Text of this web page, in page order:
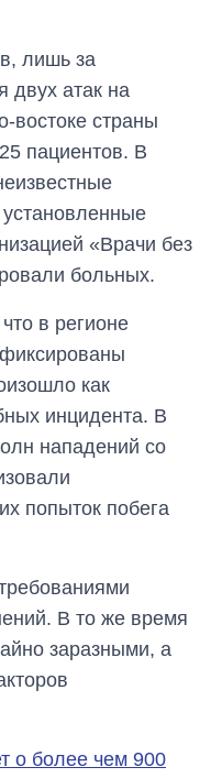
лишь за
двух атак на
востоке страны
пациентов. В
«Врачи без
больных.
в регионе
как
инцидента. В
нападений со
попыток побега
В то же время
заразными, а
о более чем 900
Как изменился
Министерства
обороны за 13 лет
войны с россией